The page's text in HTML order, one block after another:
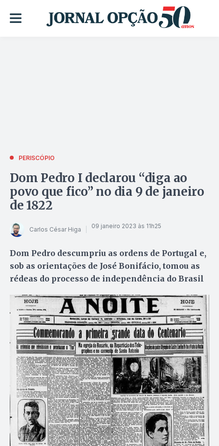
PERISCÓPIO
Dom Pedro I declarou “diga ao
povo que fico” no dia 9 de janeiro
de 1822
Carlos César Higa 09 janeiro 2023 às 11h25
Dom Pedro descumpriu as ordens de Portugal e,
sob as orientações de José Bonifácio, tomou as
rédeas do processo de independência do Brasil